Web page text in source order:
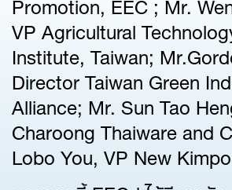
VP Agricultural
Institute, Taiwan;
Director Taiwan Green
Alliance; Mr. Sun Tao
Charoong Thaiware and
Lobo You, VP New